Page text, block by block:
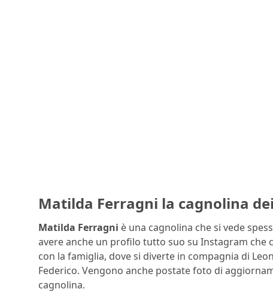
Matilda Ferragni la cagnolina
Matilda Ferragni è una cagnolina che si vede
avere anche un profilo tutto suo su Instagram che
con la famiglia, dove si diverte in compagnia di
Federico. Vengono anche postate foto di
cagnolina.